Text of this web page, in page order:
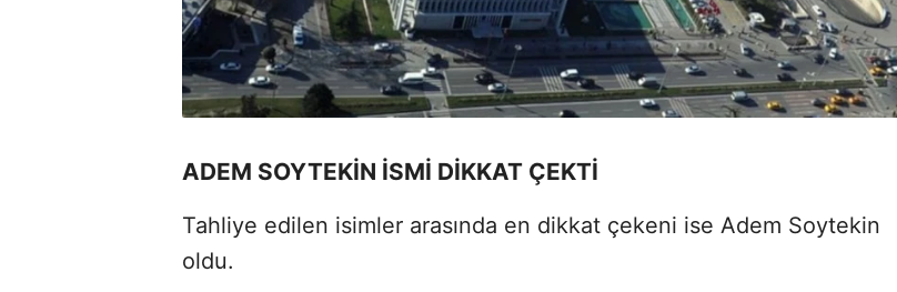
ADEM SOYTEKİN İSMİ DİKKAT ÇEKTİ
Tahliye edilen isimler arasında en dikkat çekeni ise Adem Soytekin
oldu.